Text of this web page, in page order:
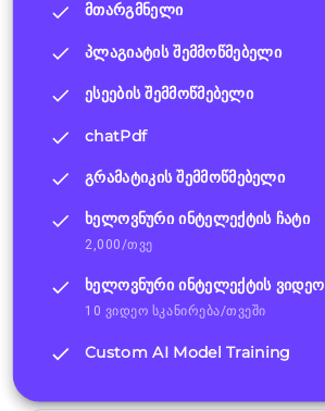
მთარგმნელი
პლაგიატის შემმოწმებელი
ესეების შემმოწმებელი
chatPdf
გრამატიკის შემმოწმებელი
ხელოვნური ინტელექტის ჩატი
2,000/თვე
ხელოვნური ინტელექტის
10 ვიდეო სკანირება/თვეში
Custom AI Model Training